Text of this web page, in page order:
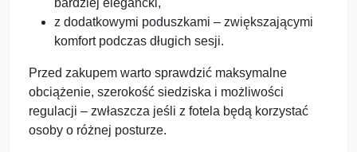
z dodatkowymi poduszkami – zwiększającymi
komfort podczas długich sesji.
Przed zakupem warto sprawdzić maksymalne
obciążenie, szerokość siedziska i możliwości
regulacji – zwłaszcza jeśli z fotela będą korzystać
osoby o różnej posturze.